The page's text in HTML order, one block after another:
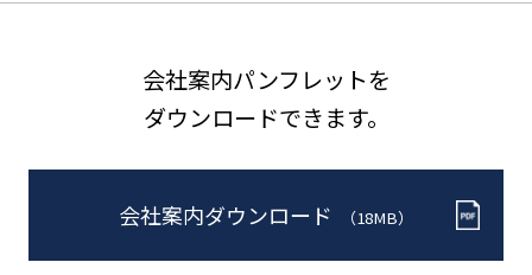
会社案内パンフレットを
ダウンロードできます。
会社案内ダウンロード （18MB）